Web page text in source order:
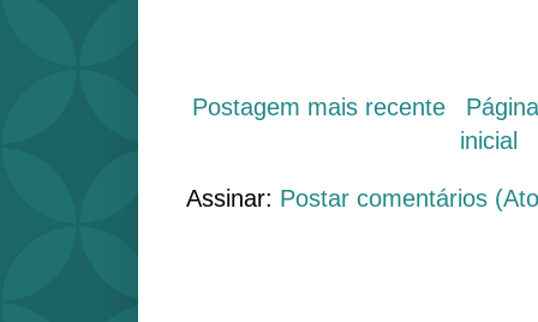
Postagem mais recente
inicial
Assinar: Postar comentários